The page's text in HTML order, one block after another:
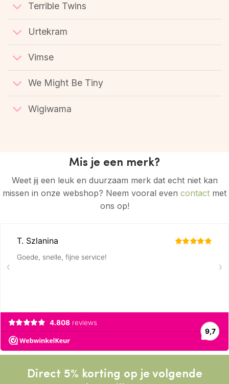
Terrible Twins
Urtekram
Vimse
We Might Be Tiny
Wigiwama
Mis je een merk?
Weet jij een leuk en duurzaam merk dat echt niet kan
missen in onze webshop? Neem vooral even contact met
ons op!
Direct 5% korting op je volgende